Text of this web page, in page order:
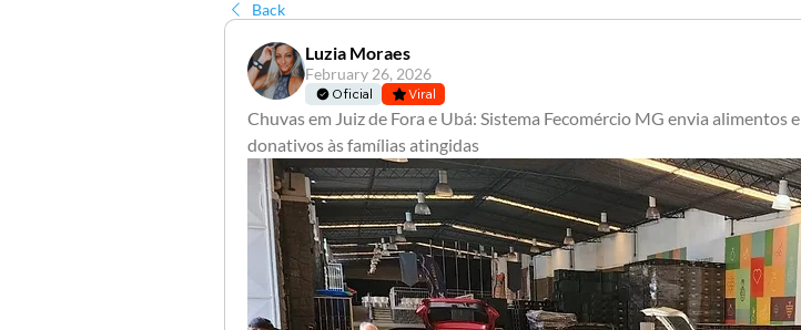
Back
Luzia Moraes
February 26, 2026
Oficial Viral
Chuvas em Juiz de Fora e Ubá: Sistema Fecomércio MG envia alimentos e
donativos às famílias atingidas